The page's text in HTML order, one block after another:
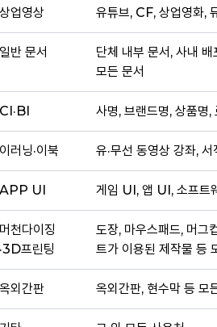
상업영상 유튜브, CF, 상업영화,
일반 문서
단체 내부 문서, 사내
모든 문서
CI·BI 사명, 브랜드명, 상품명,
이러닝·이북 유·무선 동영상 강좌,
APP UI 게임 UI, 앱 UI, 소프트
머천다이징
·3D프린팅
도장, 마우스패드, 머그
트가 이용된 제작물 등
옥외간판 옥외간판, 현수막 등 모